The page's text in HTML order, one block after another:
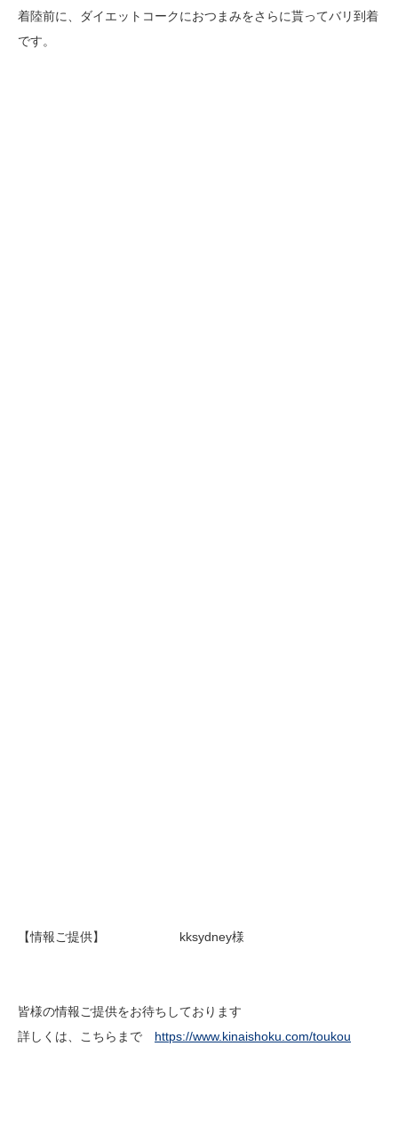
着陸前に、ダイエットコークにおつまみをさらに貰ってバリ到着
です。
【情報ご提供】 kksydney様
皆様の情報ご提供をお待ちしております
詳しくは、こちらまで https://www.kinaishoku.com/toukou